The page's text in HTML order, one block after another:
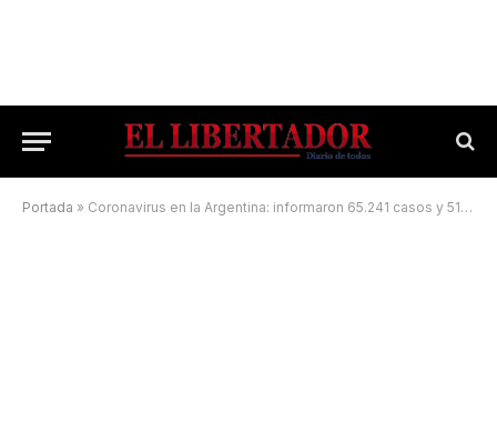
Portada » Coronavirus en la Argentina: informaron 65.241 casos y 51 muertes